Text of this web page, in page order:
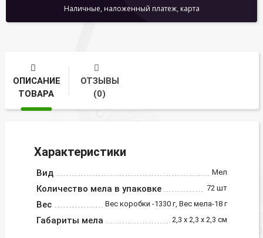
Наличные, наложенный платеж, карта
ОПИСАНИЕ
ТОВАРА
ОТЗЫВЫ
(0)
Характеристики
Вид Мел
Количество мела в упаковке 72 шт
Вес Вес коробки -1330 г, Вес мела-18 г
Габариты мела 2,3 х 2,3 х 2,3 см